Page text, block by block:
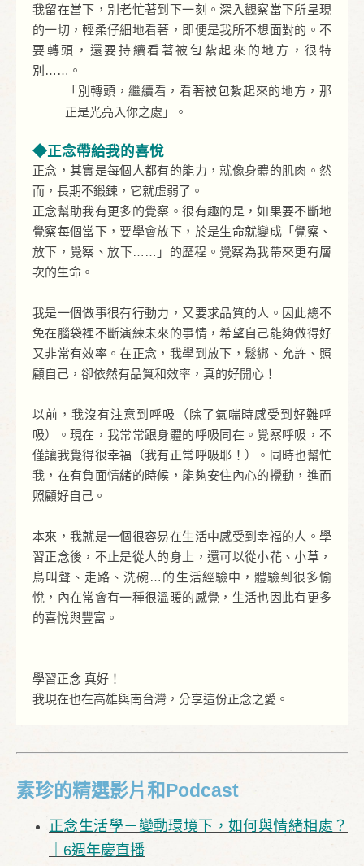
我留在當下，別老忙著到下一刻。深入觀察當下所呈現
的一切，輕柔仔細地看著，即便是我所不想面對的。不
要轉頭，還要持續看著被包紮起來的地方，很特
別 …… 。
「別轉頭，繼續看，看著被包紮起來的地方，那
正是光亮入你之處」。
◆正念帶給我的喜悅
正念，其實是每個人都有的能力，就像身體的肌肉。然
而，長期不鍛鍊，它就虛弱了。
正念幫助我有更多的覺察。很有趣的是，如果要不斷地
覺察每個當下，要學會放下，於是生命就變成「覺察、
放下，覺察、放下… … 」的歷程。覺察為我帶來更有層
次的生命。
我是一個做事很有行動力，又要求品質的人。因此總不
免在腦袋裡不斷演練未來的事情，希望自己能夠做得好
又非常有效率。在正念，我學到放下，鬆綁、允許、照
顧自己，卻依然有品質和效率，真的好開心！
以前，我沒有注意到呼吸（除了氣喘時感受到好難呼
吸）。現在，我常常跟身體的呼吸同在。覺察呼吸，不
僅讓我覺得很幸福（我有正常呼吸耶！）。同時也幫忙
我，在有負面情緒的時候，能夠安住內心的攪動，進而
照顧好自己。
本來，我就是一個很容易在生活中感受到幸福的人。學
習正念後，不止是從人的身上，還可以從小花、小草，
鳥叫聲、走路、洗碗…的生活經驗中，體驗到很多愉
悅，內在常會有一種很溫暖的感覺，生活也因此有更多
的喜悅與豐富。
學習正念 真好！
我現在也在高雄與南台灣，分享這份正念之愛。
素珍的精選影片和Podcast
正念生活學－變動環境下，如何與情緒相處？
｜6週年慶直播